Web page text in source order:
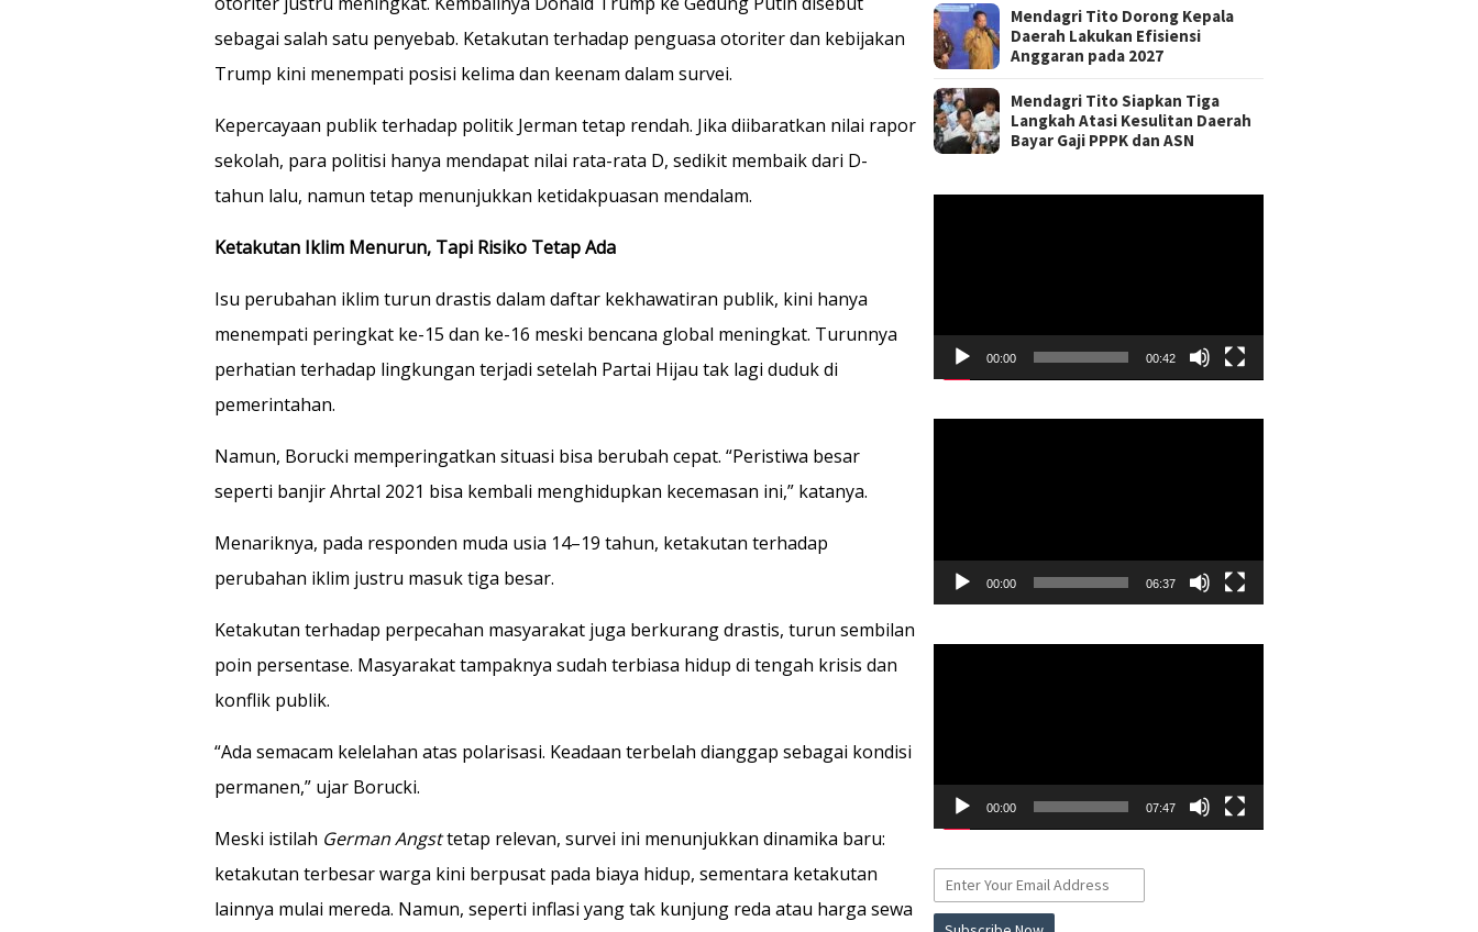
sebagai salah satu penyebab. Ketakutan terhadap penguasa otoriter dan kebijakan
Trump kini menempati posisi kelima dan keenam dalam survei.
Kepercayaan publik terhadap politik Jerman tetap rendah. Jika diibaratkan nilai rapor
sekolah, para politisi hanya mendapat nilai rata-rata D, sedikit membaik dari D-
tahun lalu, namun tetap menunjukkan ketidakpuasan mendalam.
Ketakutan Iklim Menurun, Tapi Risiko Tetap Ada
Isu perubahan iklim turun drastis dalam daftar kekhawatiran publik, kini hanya
menempati peringkat ke-15 dan ke-16 meski bencana global meningkat. Turunnya
perhatian terhadap lingkungan terjadi setelah Partai Hijau tak lagi duduk di
pemerintahan.
Namun, Borucki memperingatkan situasi bisa berubah cepat. “Peristiwa besar
seperti banjir Ahrtal 2021 bisa kembali menghidupkan kecemasan ini,” katanya.
Menariknya, pada responden muda usia 14–19 tahun, ketakutan terhadap
perubahan iklim justru masuk tiga besar.
Ketakutan terhadap perpecahan masyarakat juga berkurang drastis, turun sembilan
poin persentase. Masyarakat tampaknya sudah terbiasa hidup di tengah krisis dan
konflik publik.
“Ada semacam kelelahan atas polarisasi. Keadaan terbelah dianggap sebagai kondisi
permanen,” ujar Borucki.
Meski istilah German Angsttetap relevan, survei ini menunjukkan dinamika baru:
ketakutan terbesar warga kini berpusat pada biaya hidup, sementara ketakutan
lainnya mulai mereda. Namun, seperti inflasi yang tak kunjung reda atau harga sewa
Mendagri Tito Dorong Kepala
Daerah Lakukan Efisiensi
Anggaran pada 2027
Mendagri Tito Siapkan Tiga
Langkah Atasi Kesulitan Daerah
Bayar Gaji PPPK dan ASN
00:00 00:42
00:00 06:37
00:00 07:47